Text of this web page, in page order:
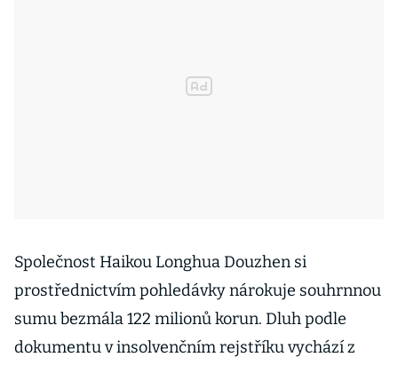
Společnost Haikou Longhua Douzhen si
prostřednictvím pohledávky nárokuje souhrnnou
sumu bezmála 122 milionů korun. Dluh podle
dokumentu v insolvenčním rejstříku vychází z